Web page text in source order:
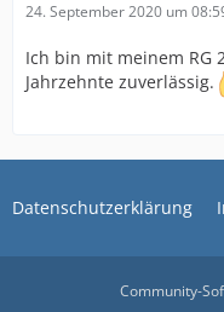
24. September 2020 um
Ich bin mit meinem RG
Jahrzehnte zuverlässig.
Datenschutzerklärung
Community-